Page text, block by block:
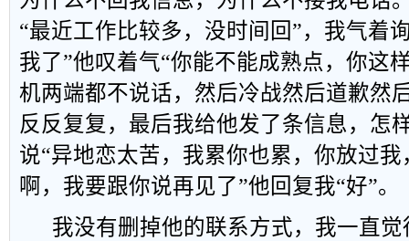
“最近工作比较多，没时间回”，我气着
我了”他叹着气“你能不能成熟点，你这
机两端都不说话，然后冷战然后道歉然
反反复复，最后我给他发了条信息，怎
说“异地恋太苦，我累你也累，你放过
啊，我要跟你说再见了”他回复我“好”。
我没有删掉他的联系方式，我一直觉